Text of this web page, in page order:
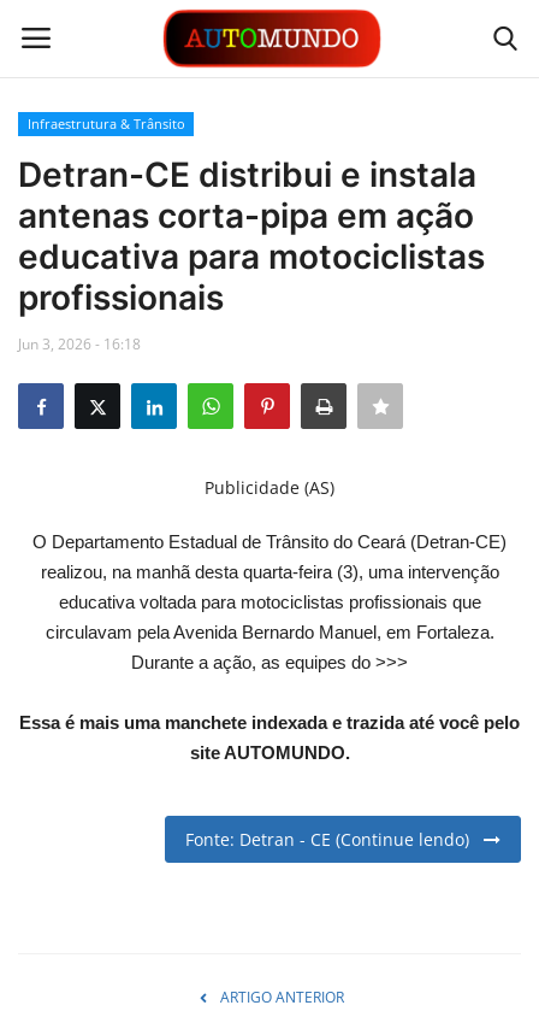
Login
Contato
Links
Busca Direta
Automóveis
English Portuguese
Infraestrutura & Trânsito
Detran-CE distribui e instala
antenas corta-pipa em ação
educativa para motociclistas
profissionais
Jun 3, 2026 - 16:18
Publicidade (AS)
O Departamento Estadual de Trânsito do Ceará (Detran-CE)
realizou, na manhã desta quarta-feira (3), uma intervenção
educativa voltada para motociclistas profissionais que
circulavam pela Avenida Bernardo Manuel, em Fortaleza.
Durante a ação, as equipes do >>>
Essa é mais uma manchete indexada e trazida até você pelo
site AUTOMUNDO.
Fonte: Detran - CE (Continue lendo)
ARTIGO ANTERIOR